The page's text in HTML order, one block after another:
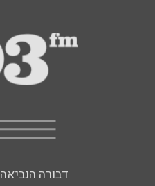
דבורה הנביאה 6, רמת השרון